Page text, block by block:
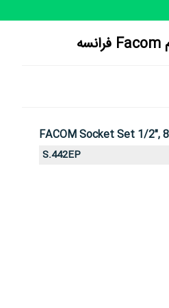
FACOM Socket Set 1/2",
S.442EP